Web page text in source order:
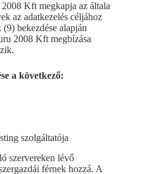
Kft megkapja az általa
az adatkezelés céljához
bekezdése alapján
2008 Kft megbízása
a következő:
szolgáltatója
szervereken lévő
férnek hozzá. A